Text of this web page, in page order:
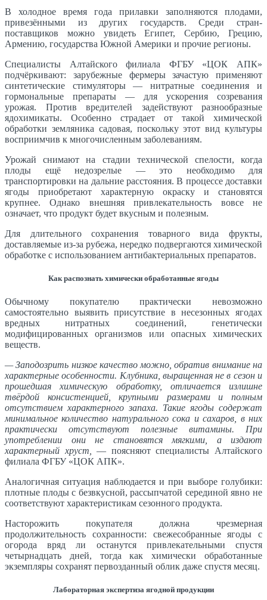
В холодное время года прилавки заполняются плодами,
привезёнными из других государств. Среди стран-
поставщиков можно увидеть Египет, Сербию, Грецию,
Армению, государства Южной Америки и прочие регионы.
Специалисты Алтайского филиала ФГБУ «ЦОК АПК»
подчёркивают: зарубежные фермеры зачастую применяют
синтетические стимуляторы — нитратные соединения и
гормональные препараты — для ускорения созревания
урожая. Против вредителей задействуют разнообразные
ядохимикаты. Особенно страдает от такой химической
обработки земляника садовая, поскольку этот вид культуры
восприимчив к многочисленным заболеваниям.
Урожай снимают на стадии технической спелости, когда
плоды ещё недозрелые — это необходимо для
транспортировки на дальние расстояния. В процессе доставки
ягоды приобретают характерную окраску и становятся
крупнее. Однако внешняя привлекательность вовсе не
означает, что продукт будет вкусным и полезным.
Для длительного сохранения товарного вида фрукты,
доставляемые из-за рубежа, нередко подвергаются химической
обработке с использованием антибактериальных препаратов.
Как распознать химически обработанные ягоды
Обычному покупателю практически невозможно
самостоятельно выявить присутствие в несезонных ягодах
вредных нитратных соединений, генетически
модифицированных организмов или опасных химических
веществ.
— Заподозрить низкое качество можно, обратив внимание на
характерные особенности. Клубника, выращенная не в сезон и
прошедшая химическую обработку, отличается излишне
твёрдой консистенцией, крупными размерами и полным
отсутствием характерного запаха. Такие ягоды содержат
минимальное количество натурального сока и сахаров, в них
практически отсутствуют полезные витамины. При
употреблении они не становятся мягкими, а издают
характерный хруст,
— поясняют специалисты Алтайского
филиала ФГБУ «ЦОК АПК».
Аналогичная ситуация наблюдается и при выборе голубики:
плотные плоды с безвкусной, рассыпчатой серединой явно не
соответствуют характеристикам сезонного продукта.
Насторожить покупателя должна чрезмерная
продолжительность сохранности: свежесобранные ягоды с
огорода вряд ли останутся привлекательными спустя
четырнадцать дней, тогда как химически обработанные
экземпляры сохранят первозданный облик даже спустя месяц.
Лабораторная экспертиза ягодной продукции